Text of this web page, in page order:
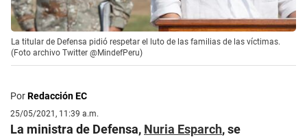
La titular de Defensa pidió respetar el luto de las familias de las víctimas.
(Foto archivo Twitter @MindefPeru)
PorRedacción EC
25/05/2021, 11:39 a.m.
La ministra de Defensa, Nuria Esparch, se